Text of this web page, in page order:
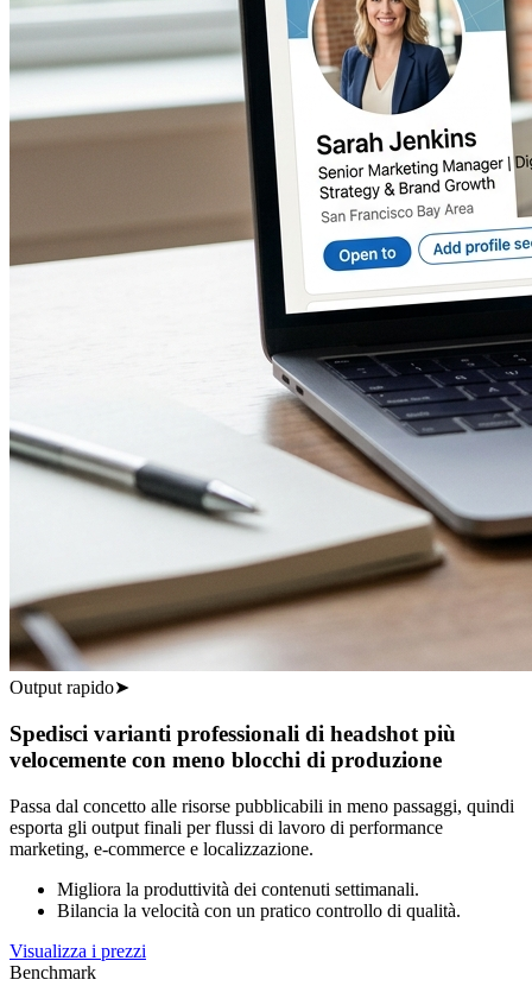
Output rapido➤
Spedisci varianti professionali di headshot più
velocemente con meno blocchi di produzione
Passa dal concetto alle risorse pubblicabili in meno passaggi, quindi
esporta gli output finali per flussi di lavoro di performance
marketing, e-commerce e localizzazione.
Migliora la produttività dei contenuti settimanali.
Bilancia la velocità con un pratico controllo di qualità.
Visualizza i prezzi
Benchmark